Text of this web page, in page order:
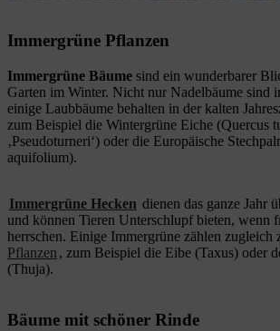
Immergrüne Pflanzen
Immergrüne Bäume sind ein wunderbarer
Garten im Winter. Nicht nur Nadelbäume sind
einige Laubbäume behalten in der kalten
zum Beispiel die Wintergrüne Eiche (Quercus
‚Pseudoturneri‘) oder die Europäische
aquifolium).
Immergrüne Hecken dienen das ganze Jahr
und können Tieren Unterschlupf bieten, wenn
herrschen. Einige Immergrüne zählen zugleich
Pflanzen , zum Beispiel die Eibe (Taxus) oder
(Thuja).
Bäume mit schöner Rinde